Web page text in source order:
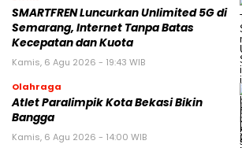
SMARTFREN Luncurkan Unlimited 5G di
Semarang, Internet Tanpa Batas
Kecepatan dan Kuota
Kamis, 6 Agu 2026 - 19:43 WIB
Olahraga
Atlet Paralimpik Kota Bekasi Bikin
Bangga
Kamis, 6 Agu 2026 - 14:00 WIB